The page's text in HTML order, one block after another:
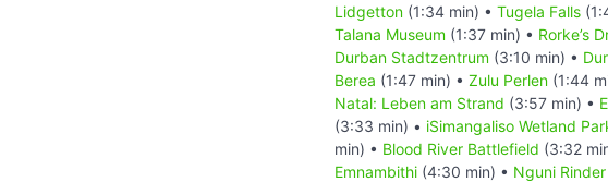
Lidgetton (1:34 min) • Tugela Falls
Talana Museum (1:37 min) • Rorke’s
Durban Stadtzentrum (3:10 min) •
Berea (1:47 min) • Zulu Perlen (1:44
Natal: Leben am Strand (3:57 min) •
(3:33 min) • iSimangaliso Wetland
min) • Blood River Battlefield (3:32
Emnambithi (4:30 min) • Nguni Rinder